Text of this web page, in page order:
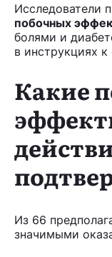
Исследователи
побочных
болями и
в инструкциях к
Какие
Из 66
значимыми